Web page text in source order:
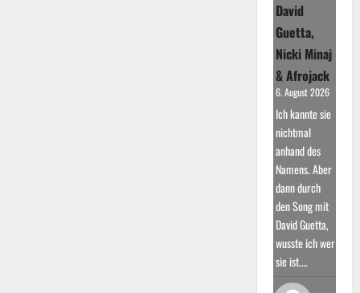
David
Guetta,
Nicki Minaj
& Afrojack
6. August 2026
Ich kannte sie
nichtmal
anhand des
Namens. Aber
dann durch
den Song mit
David Guetta,
wusste ich wer
sie ist.…